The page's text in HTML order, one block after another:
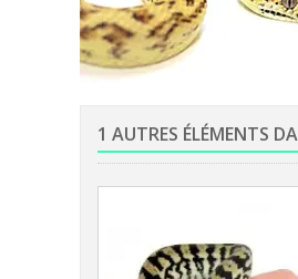
1 AUTRES ÉLÉMENTS